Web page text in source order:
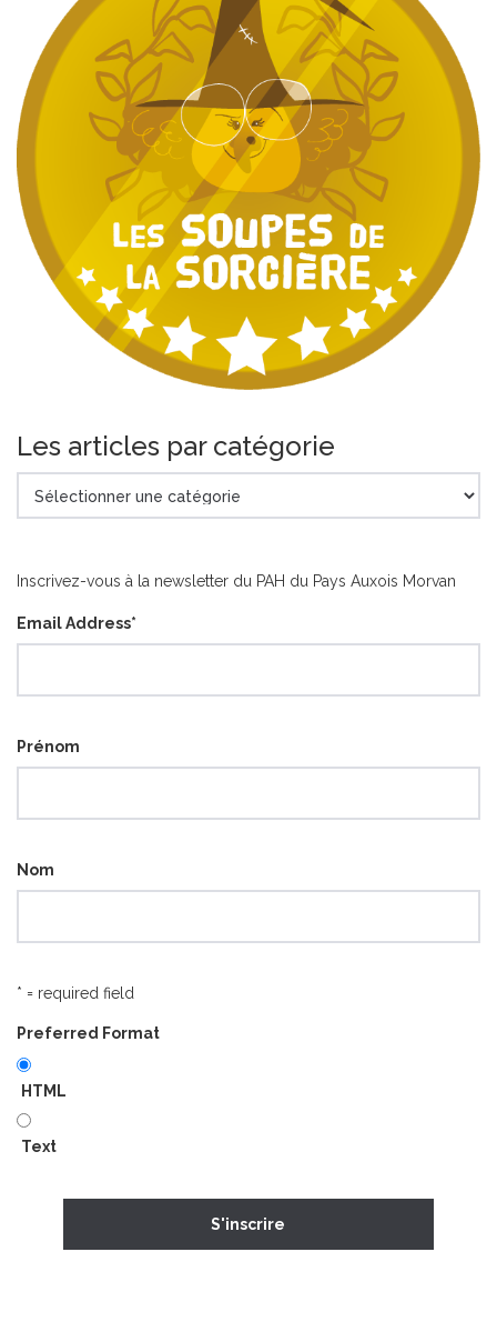
Les articles par catégorie
articles
Inscrivez-vous à la newsletter du PAH du Pays Auxois Morvan
Email Address*
Prénom
Nom
* = required field
Preferred Format
HTML
Text